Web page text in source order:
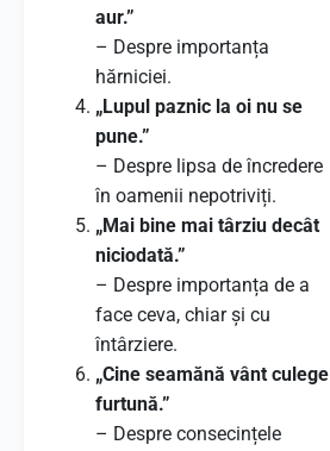
aur.”
– Despre importanța
hărniciei.
„Lupul paznic la oi nu se
pune.”
– Despre lipsa de încredere
în oamenii nepotriviți.
„Mai bine mai târziu decât
niciodată.”
– Despre importanța de a
face ceva, chiar și cu
întârziere.
„Cine seamănă vânt culege
furtună.”
– Despre consecințele